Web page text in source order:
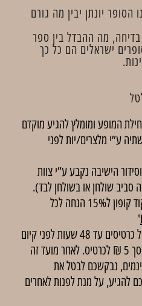
הסופר יונתן יבין מה גורם
מה ההבדל בין ספר
ישראלים הם כל כך
המופע ומומלץ להגיע מוקדם
ע”י מלצרים/יות לפני
הישיבה נקבע ע”י צוות
סביב שולחן או בשולחן לבד).
עם כל רכישת כרטיס ישלח קוד קופון ל15% הנחה לכל
'
באירועים בתשלום, ניתן לבטל כרטיסים עד 48 שעות לפני קיום
המופע, בכפוף לדמי ביטול בסך 5 ₪ לכרטיס. לאחר מועד זה
נבקשכם לבטל את
להגיע, על מנת לפנות לאחרים